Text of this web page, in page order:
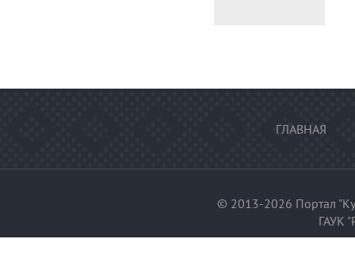
ГЛАВНАЯ
© 2013-2026 Портал
ГАУК